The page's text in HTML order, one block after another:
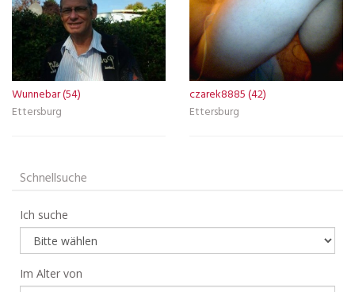
Wunnebar (54)
Ettersburg
czarek8885 (42)
Ettersburg
Schnellsuche
Ich suche
Im Alter von